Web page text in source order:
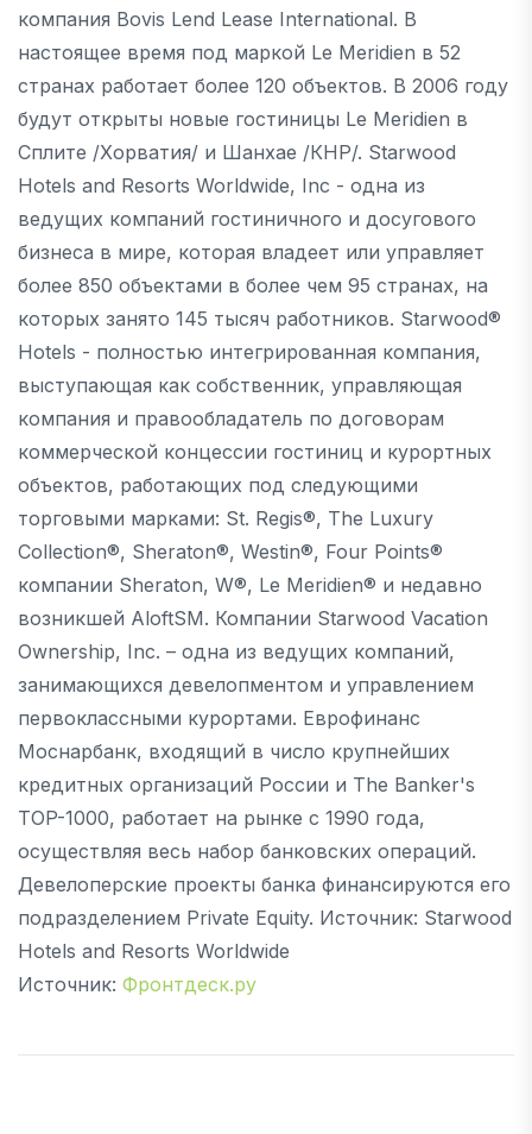
компания Bovis Lend Lease International. В
настоящее время под маркой Le Meridien в 52
странах работает более 120 объектов. В 2006 году
будут открыты новые гостиницы Le Meridien в
Сплите /Хорватия/ и Шанхае /КНР/. Starwood
Hotels and Resorts Worldwide, Inc - одна из
ведущих компаний гостиничного и досугового
бизнеса в мире, которая владеет или управляет
более 850 объектами в более чем 95 странах, на
которых занято 145 тысяч работников. Starwood®
Hotels - полностью интегрированная компания,
выступающая как собственник, управляющая
компания и правообладатель по договорам
коммерческой концессии гостиниц и курортных
объектов, работающих под следующими
торговыми марками: St. Regis®, The Luxury
Collection®, Sheraton®, Westin®, Four Points®
компании Sheraton, W®, Le Meridien® и недавно
возникшей AloftSM. Компании Starwood Vacation
Ownership, Inc. – одна из ведущих компаний,
занимающихся девелопментом и управлением
первоклассными курортами. Еврофинанс
Моснарбанк, входящий в число крупнейших
кредитных организаций России и The Banker's
TOP-1000, работает на рынке с 1990 года,
осуществляя весь набор банковских операций.
Девелоперские проекты банка финансируются его
подразделением Private Equity. Источник: Starwood
Hotels and Resorts Worldwide
Источник: Фронтдеск.ру